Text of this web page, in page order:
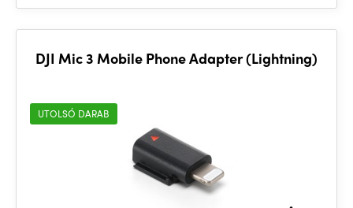
DJI Mic 3 Mobile Phone Adapter (Lightning)
UTOLSÓ DARAB